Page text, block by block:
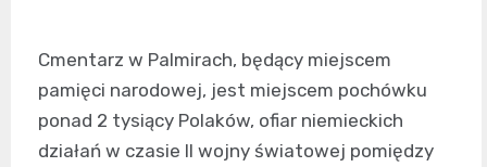
Cmentarz w Palmirach, będący miejscem
pamięci narodowej, jest miejscem pochówku
ponad 2 tysiący Polaków, ofiar niemieckich
działań w czasie II wojny światowej pomiędzy